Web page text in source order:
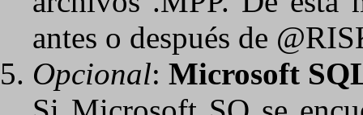
antes o después de
Opcional: Microsoft